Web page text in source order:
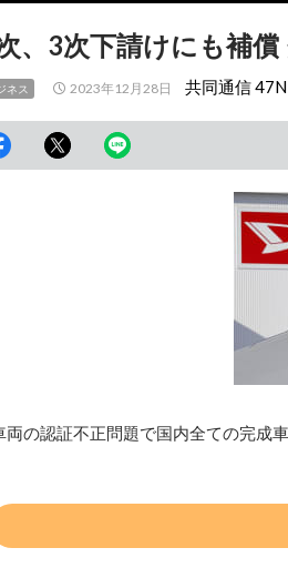
、3次下請けにも補
ネス 2023年12月28日 共同通信
両の認証不正問題で国内全ての完成